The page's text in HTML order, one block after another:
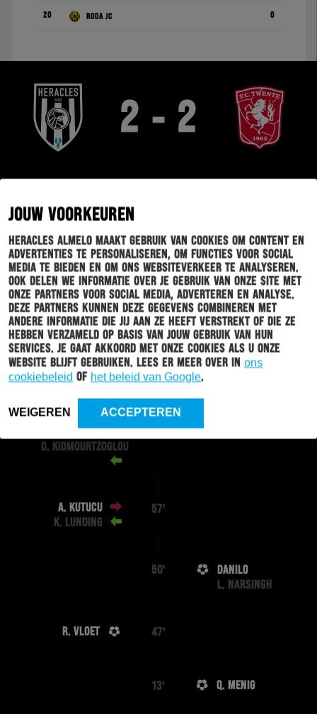
JOUW VOORKEUREN
Heracles Almelo maakt gebruik van cookies om content en
advertenties te personaliseren, om functies voor social
media te bieden en om ons websiteverkeer te analyseren.
Ook delen we informatie over je gebruik van onze site met
onze partners voor social media, adverteren en analyse.
Deze partners kunnen deze gegevens combineren met
andere informatie die jij aan ze heeft verstrekt of die ze
hebben verzameld op basis van jouw gebruik van hun
services. Je gaat akkoord met onze cookies als u onze
website blijft gebruiken. Lees er meer over in ons
cookiebeleid of het beleid van Google.
WEIGEREN ACCEPTEREN
20 Roda JC 0
2 - 2
STATISTIEKEN
EINDE WEDSTRIJD
79'
L. NARSINGH
I. AZZAOUI
O. KIOMOURTZOGLOU
A. KUTUCU
K. LUNDING
57'
50'
DANILO
L. NARSINGH
R. VLOET 47'
13' Q. MENIG